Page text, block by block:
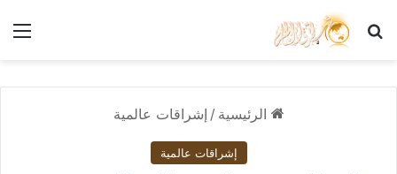
بحث عن
الرئيسية / إشراقات عالمية
إشراقات عالمية